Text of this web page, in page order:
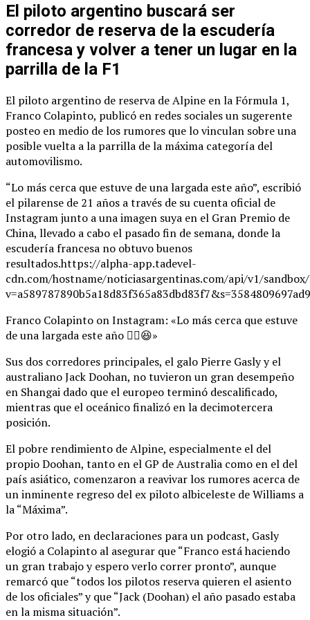
El piloto argentino buscará ser
corredor de reserva de la escudería
francesa y volver a tener un lugar en la
parrilla de la F1
El piloto argentino de reserva de Alpine en la Fórmula 1,
Franco Colapinto, publicó en redes sociales un sugerente
posteo en medio de los rumores que lo vinculan sobre una
posible vuelta a la parrilla de la máxima categoría del
automovilismo.
“Lo más cerca que estuve de una largada este año”, escribió
el pilarense de 21 años a través de su cuenta oficial de
Instagram junto a una imagen suya en el Gran Premio de
China, llevado a cabo el pasado fin de semana, donde la
escudería francesa no obtuvo buenos
resultados.https://alpha-app.tadevel-
cdn.com/hostname/noticiasargentinas.com/api/v1/sandbox/
Franco Colapinto on Instagram: «Lo más cerca que estuve
de una largada este año ✌🏼😆»
Sus dos corredores principales, el galo Pierre Gasly y el
australiano Jack Doohan, no tuvieron un gran desempeño
en Shangai dado que el europeo terminó descalificado,
mientras que el oceánico finalizó en la decimotercera
posición.
El pobre rendimiento de Alpine, especialmente el del
propio Doohan, tanto en el GP de Australia como en el del
país asiático, comenzaron a reavivar los rumores acerca de
un inminente regreso del ex piloto albiceleste de Williams a
la “Máxima”.
Por otro lado, en declaraciones para un podcast, Gasly
elogió a Colapinto al asegurar que “Franco está haciendo
un gran trabajo y espero verlo correr pronto”, aunque
remarcó que “todos los pilotos reserva quieren el asiento
de los oficiales” y que “Jack (Doohan) el año pasado estaba
en la misma situación”.